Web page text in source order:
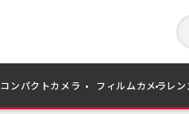
コンパクトカメラ フィルムカメラ レン